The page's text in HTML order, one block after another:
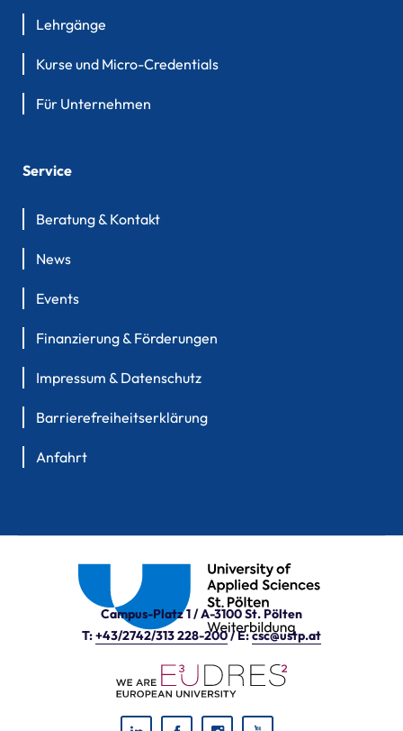
Lehrgänge
Kurse und Micro-Credentials
Für Unternehmen
Service
Beratung & Kontakt
News
Events
Finanzierung & Förderungen
Impressum & Datenschutz
Barrierefreiheitserklärung
Anfahrt
Campus-Platz 1 / A-3100 St. Pölten
T:+43/2742/313 228-200/ E:csc@ustp.at